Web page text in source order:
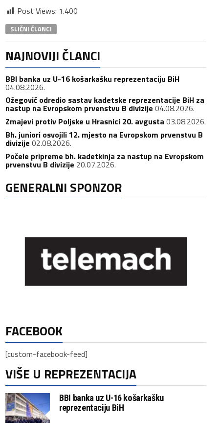
Post Views: 1.400
SLIČNI ČLANCI
NAJNOVIJI ČLANCI
BBI banka uz U-16 košarkašku reprezentaciju BiH
04.08.2026.
Ožegović odredio sastav kadetske reprezentacije BiH za
nastup na Evropskom prvenstvu B divizije 04.08.2026.
Zmajevi protiv Poljske u Hrasnici 20. avgusta 03.08.2026.
Bh. juniori osvojili 12. mjesto na Evropskom prvenstvu B
divizije 02.08.2026.
Počele pripreme bh. kadetkinja za nastup na Evropskom
prvenstvu B divizije 20.07.2026.
GENERALNI SPONZOR
FACEBOOK
[custom-facebook-feed]
VIŠE U REPREZENTACIJA
BBI banka uz U-16 košarkašku
reprezentaciju BiH